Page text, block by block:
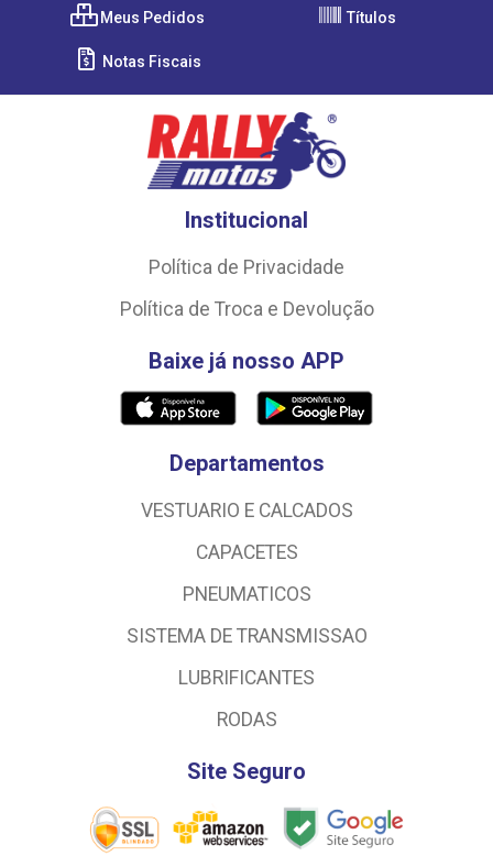
Meus Pedidos Títulos
Notas Fiscais
Institucional
Política de Privacidade
Política de Troca e Devolução
Baixe já nosso APP
Departamentos
VESTUARIO E CALCADOS
CAPACETES
PNEUMATICOS
SISTEMA DE TRANSMISSAO
LUBRIFICANTES
RODAS
Site Seguro